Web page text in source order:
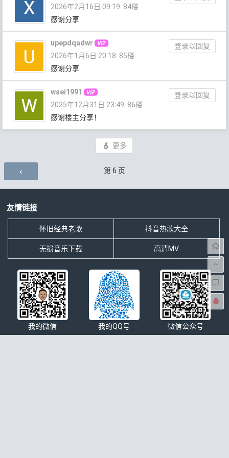
2026年2月16日 09:19 84楼
感谢分享
upepdqadwr
登录以回复
2026年1月6日 20:18 85楼
感谢分享
waei1991
登录以回复
2025年12月31日 23:49 86楼
感谢楼主分享！
更多
评论导航 第6 页
友情链接
怀旧经典老歌 抖音热歌大全
无损音乐下载 高清MV
我的微信 我的QQ号 微信公众号